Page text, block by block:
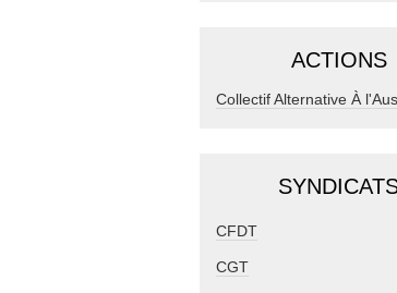
ACTIONS
Collectif Alternative À
CFDT
CGT